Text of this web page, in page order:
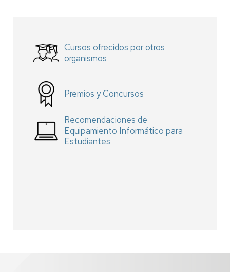
Cursos ofrecidos por otros
organismos
Premios y Concursos
Recomendaciones de
Equipamiento Informático para
Estudiantes